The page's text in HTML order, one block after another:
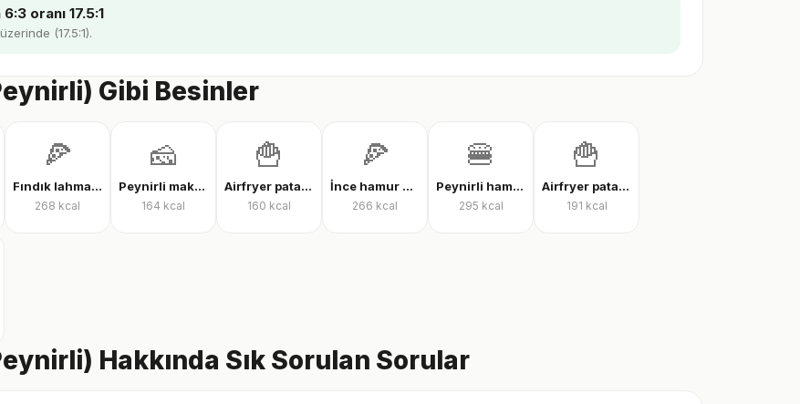
oranı 17.5:1
(17.5:1).
Gibi Besinler
🍕
Fındık lahmacun
268 kcal
🧀
Peynirli makarna
164 kcal
🍟
Airfryer patates kızartması
160 kcal
🍕
İnce hamur karışık pizza
266 kcal
🍔
Peynirli hamburger
295 kcal
🍟
Airfryer patates kızartması
191 kcal
Hakkında Sık Sorulan Sorular